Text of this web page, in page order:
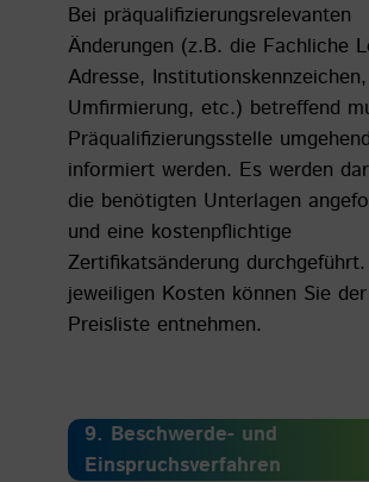
Bei präqualifizierungsrelevanten
Änderungen (z.B. die Fachliche
Adresse, Institutionskennzeichen,
Umfirmierung, etc.) betreffend
Präqualifizierungsstelle umgehend
informiert werden. Es werden
die benötigten Unterlagen
und eine kostenpflichtige
Zertifikatsänderung
jeweiligen Kosten können Sie der
Preisliste entnehmen.
9. Beschwerde- und
Einspruchsverfahren